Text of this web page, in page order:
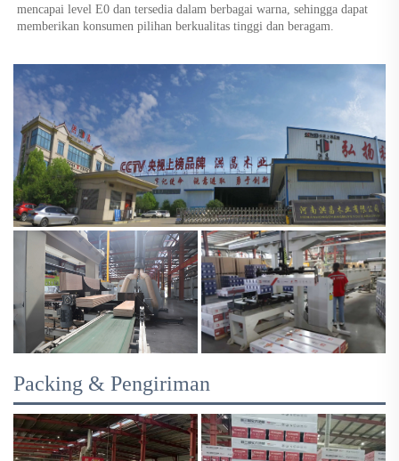
mencapai level E0 dan tersedia dalam berbagai warna, sehingga dapat
memberikan konsumen pilihan berkualitas tinggi dan beragam.
Packing & Pengiriman